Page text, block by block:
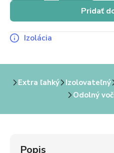
Pridať
Izolácia
Extra ľahký Izolovateľný
Odolný
Popis